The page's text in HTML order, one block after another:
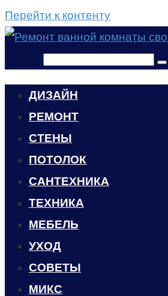
Перейти к контенту
ДИЗАЙН
РЕМОНТ
СТЕНЫ
ПОТОЛОК
САНТЕХНИКА
ТЕХНИКА
МЕБЕЛЬ
УХОД
CОВЕТЫ
МИКС